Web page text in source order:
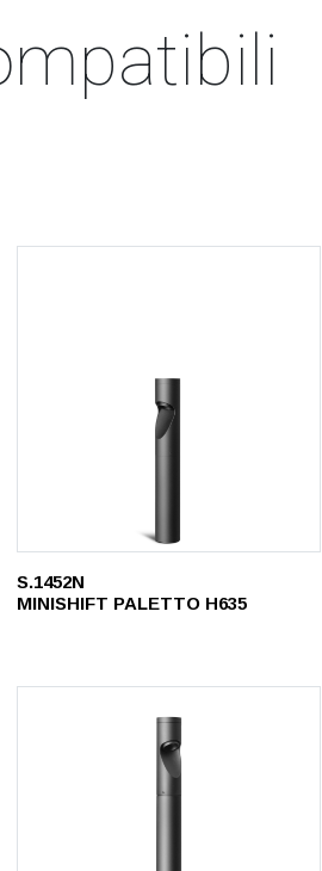
S.1452N
MINISHIFT PALETTO H635